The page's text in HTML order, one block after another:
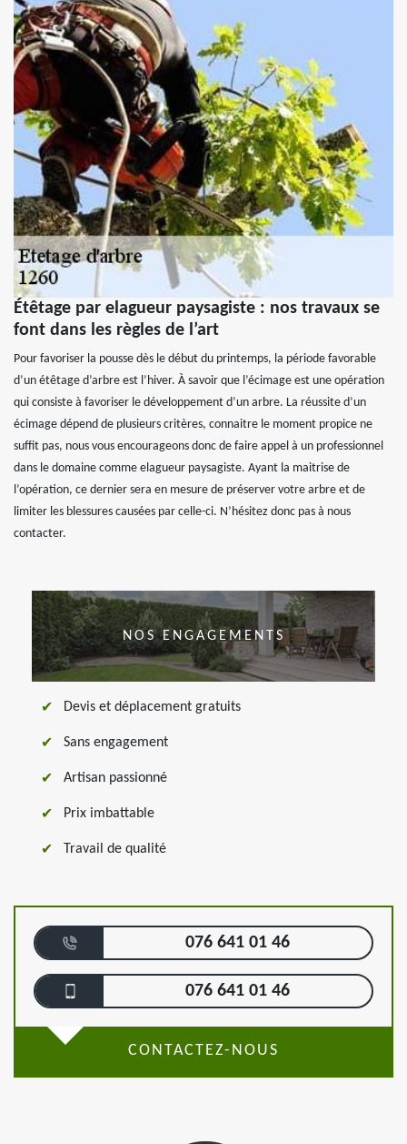
Étêtage par elagueur paysagiste : nos travaux se
font dans les règles de l’art
Pour favoriser la pousse dès le début du printemps, la période favorable
d’un étêtage d’arbre est l’hiver. À savoir que l’écimage est une opération
qui consiste à favoriser le développement d’un arbre. La réussite d’un
écimage dépend de plusieurs critères, connaitre le moment propice ne
suffit pas, nous vous encourageons donc de faire appel à un professionnel
dans le domaine comme elagueur paysagiste. Ayant la maitrise de
l’opération, ce dernier sera en mesure de préserver votre arbre et de
limiter les blessures causées par celle-ci. N’hésitez donc pas à nous
contacter.
NOS ENGAGEMENTS
Devis et déplacement gratuits
Sans engagement
Artisan passionné
Prix imbattable
Travail de qualité
076 641 01 46
076 641 01 46
CONTACTEZ-NOUS